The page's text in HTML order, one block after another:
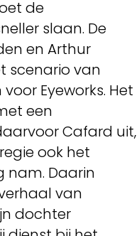
de
slaan. De
en Arthur
scenario van
Eyeworks. Het
een
Cafard uit,
ook het
nam. Daarin
van
dochter